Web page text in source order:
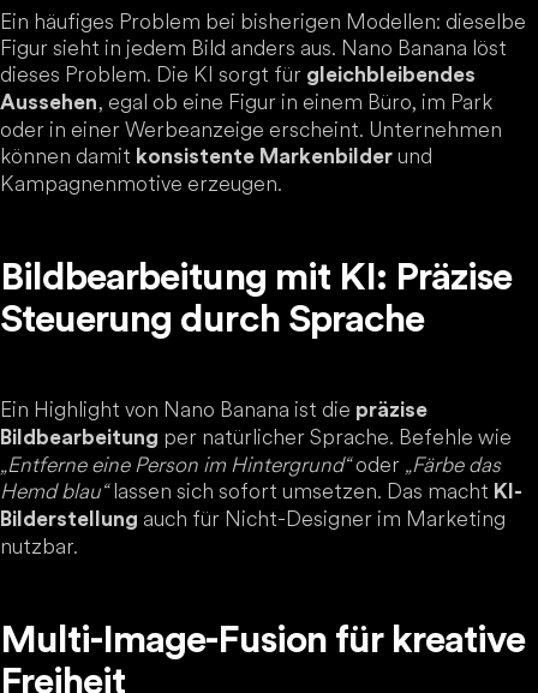
Ein häufiges Problem bei bisherigen Modellen: dieselbe
Figur sieht in jedem Bild anders aus. Nano Banana löst
dieses Problem. Die KI sorgt für gleichbleibendes
Aussehen, egal ob eine Figur in einem Büro, im Park
oder in einer Werbeanzeige erscheint. Unternehmen
können damit konsistente Markenbilder und
Kampagnenmotive erzeugen.
Bildbearbeitung mit KI: Präzise
Steuerung durch Sprache
Ein Highlight von Nano Banana ist die präzise
Bildbearbeitung per natürlicher Sprache. Befehle wie
„Entferne eine Person im Hintergrund“oder „Färbe das
Hemd blau“lassen sich sofort umsetzen. Das macht KI-
Bilderstellung auch für Nicht-Designer im Marketing
nutzbar.
Multi-Image-Fusion für kreative
Freiheit